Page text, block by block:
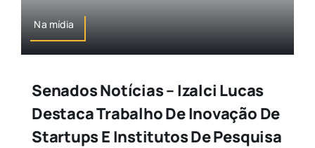
Na mídia
Senados Notícias – Izalci Lucas
Destaca Trabalho De Inovação De
Startups E Institutos De Pesquisa